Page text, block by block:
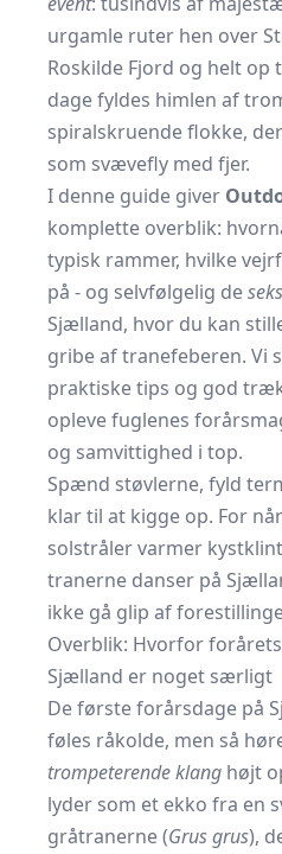
urgamle ruter hen over
Roskilde Fjord og helt
dage fyldes himlen af
spiralskruende flokke,
som svævefly med fjer.
I denne guide giver
komplette overblik:
typisk rammer, hvilke
på - og selvfølgelig de
Sjælland, hvor du kan
gribe af tranefeberen. Vi
praktiske tips og god
opleve fuglenes
og samvittighed i top.
Spænd støvlerne, fyld
klar til at kigge op. For
solstråler varmer
tranerne danser på
ikke gå glip af
Overblik: Hvorfor
Sjælland er noget særligt
De første forårsdage på
føles råkolde, men så
trompeterende klang højt
lyder som et ekko fra en
gråtranerne (Grus grus),